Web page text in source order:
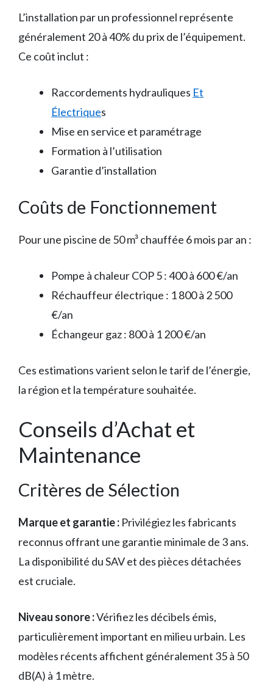
L’installation par un professionnel représente
généralement 20 à 40% du prix de l’équipement.
Ce coût inclut :
Raccordements hydrauliques Et
Électriques
Mise en service et paramétrage
Formation à l’utilisation
Garantie d’installation
Coûts de Fonctionnement
Pour une piscine de 50 m³ chauffée 6 mois par an :
Pompe à chaleur COP 5 : 400 à 600 €/an
Réchauffeur électrique : 1 800 à 2 500
€/an
Échangeur gaz : 800 à 1 200 €/an
Ces estimations varient selon le tarif de l’énergie,
la région et la température souhaitée.
Conseils d’Achat et
Maintenance
Critères de Sélection
Marque et garantie : Privilégiez les fabricants
reconnus offrant une garantie minimale de 3 ans.
La disponibilité du SAV et des pièces détachées
est cruciale.
Niveau sonore :Vérifiez les décibels émis,
particulièrement important en milieu urbain. Les
modèles récents affichent généralement 35 à 50
dB(A) à 1 mètre.